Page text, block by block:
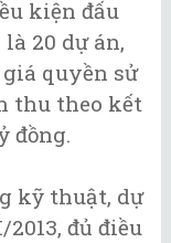
kiện đấu
20 dự án,
quyền sử
thu theo kết
đồng.
kỹ thuật, dự
đủ điều